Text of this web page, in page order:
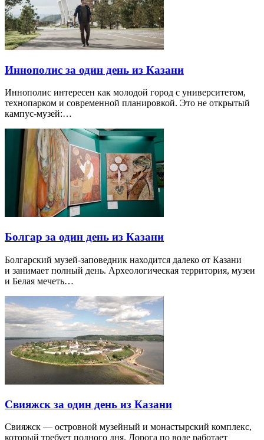
Иннополис за один день из Казани
Иннополис интересен как молодой город с университетом,
технопарком и современной планировкой. Это не открытый
кампус-музей:…
Болгар за один день из Казани
Болгарский музей-заповедник находится далеко от Казани
и занимает полный день. Археологическая территория, музеи
и Белая мечеть…
Свияжск за один день из Казани
Свияжск — островной музейный и монастырский комплекс,
который требует полного дня. Дорога по воде работает